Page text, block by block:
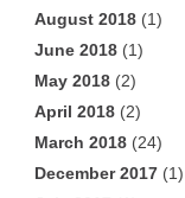
August 2018 (1)
June 2018 (1)
May 2018 (2)
April 2018 (2)
March 2018 (24)
December 2017 (1)